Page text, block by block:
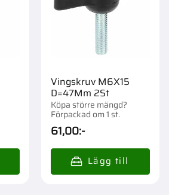
Vingskruv M6X15
D=47Mm 2St
Köpa större mängd?
Förpackad om 1 st.
61,00:-